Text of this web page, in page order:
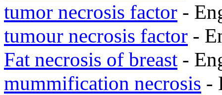
tumor necrosis factor -
tumour necrosis factor -
Fat necrosis of breast-
mummification necrosis -